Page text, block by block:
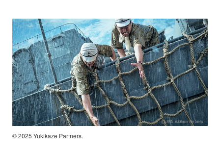
© 2025 Yukikaze Partners.